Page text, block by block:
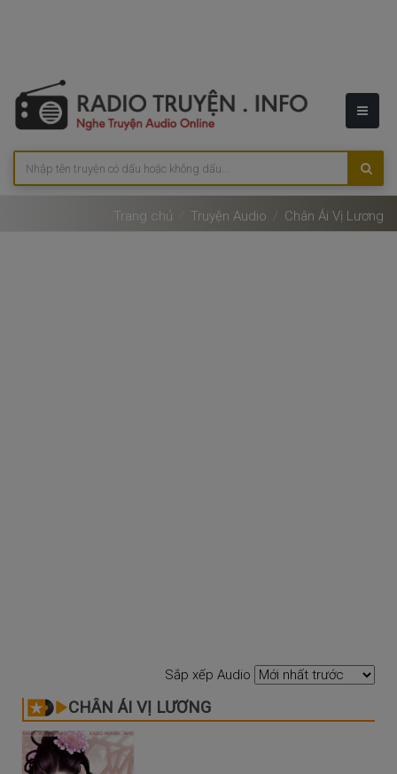
Trang chủ Truyện Audio Chân Ái Vị Lương
Sắp xếp Audio
CHÂN ÁI VỊ LƯƠNG